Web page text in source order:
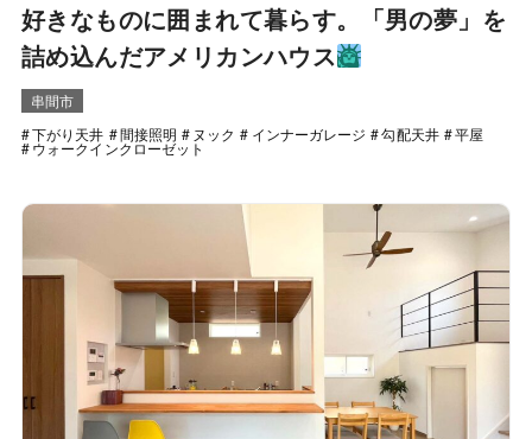
好きなものに囲まれて暮らす。「男の夢」を
詰め込んだアメリカンハウス
串間市
下がり天井
間接照明 ヌック インナーガレージ 勾配天井 平屋
ウォークインクローゼット